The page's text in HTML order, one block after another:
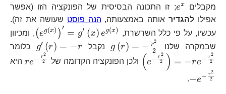
מקבלים
e^{x} ex
; זו התכונה הבסיסית של הפונקציה הזו (אפשר
אפילו להגדיראותה באמצעותה, הנה פוסט שעושה את זה).
עכשיו, על פי כלל השרשרת,
(eg(x) )
′ = g′ (x) eg(x)
, ומכיוון
שבמקרה שלנוg\left(r\right)=-
\frac{r^{2}}{2}
g (r) = − 2
r2
נקבל g′ (r) = −r כלומר
(e− 2
r2 ) = −re− 2
r2
ולכן הפונקציה הקדומה של
re^{-
{2}}
re− 2
r2
היא
−e− 2
r2
.